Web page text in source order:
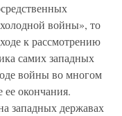
войны», то
к рассмотрению
самих западных
войны во многом
окончания.
западных державах